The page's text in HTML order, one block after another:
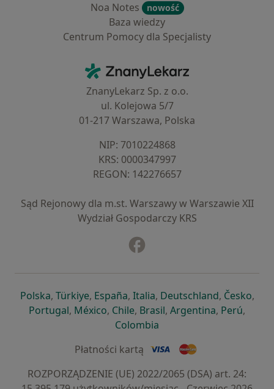
Noa Notes
nowość
Baza wiedzy
Centrum Pomocy dla Specjalisty
ZnanyLekarz - Strona główna
ZnanyLekarz Sp. z o.o.
ul. Kolejowa 5/7
01-217 Warszawa, Polska
NIP: ⁠7010224868
KRS: ⁠0000347997
REGON: ⁠142276657
Sąd Rejonowy dla m.st. Warszawy w Warszawie XII
Wydział Gospodarczy KRS
Polskaotwiera się w nowej karcie
, Türkiyeotwiera się w nowej karcie
, Españaotwiera się w nowej karcie
, Italiaotwiera się w nowej
, Deutschlandotwiera się
, Česko,
Portugalotwiera się w nowej karcie
, Méxicootwiera się w nowej karcie
, Chileotwiera się w nowej karcie
, Brasilotwiera się w nowej
, Argentinaotwiera się
, Perú,
Colombia
Płatności kartą
ROZPORZĄDZENIE (UE) 2022/2065 (DSA) art. 24: